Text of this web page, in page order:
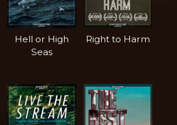
Hell or High
Seas
Right to Harm